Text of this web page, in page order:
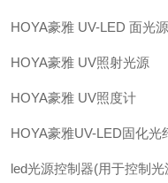
HOYA豪雅 UV-LED 面光源
HOYA豪雅 UV照射光源
HOYA豪雅 UV照度计
HOYA豪雅UV-LED固化光
led光源控制器(用于控制光